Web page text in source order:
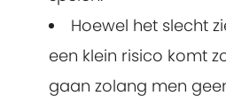
Hoewel het slecht
een klein risico komt
gaan zolang men